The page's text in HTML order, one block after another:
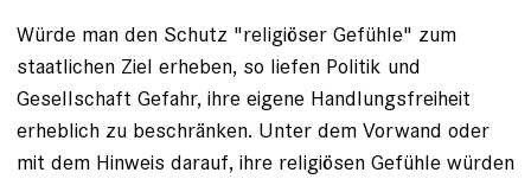
Würde man den Schutz "religiöser Gefühle" zum
staatlichen Ziel erheben, so liefen Politik und
Gesellschaft Gefahr, ihre eigene Handlungsfreiheit
erheblich zu beschränken. Unter dem Vorwand oder
mit dem Hinweis darauf, ihre religiösen Gefühle würden